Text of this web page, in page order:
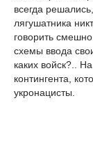
всегда
лягушатника
говорить
схемы ввода
каких войск?..
контингента,
укронацисты.